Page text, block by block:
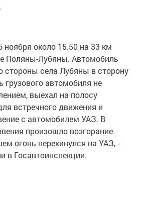
около 15.50 на 33 км
Поляны-Лубяны. Автомобиль
стороны села Лубяны в сторону
грузового автомобиля не
выехал на полосу
встречного движения и
с автомобилем УАЗ. В
произошло возгорание
огонь перекинулся на УАЗ, -
в Госавтоинспекции.